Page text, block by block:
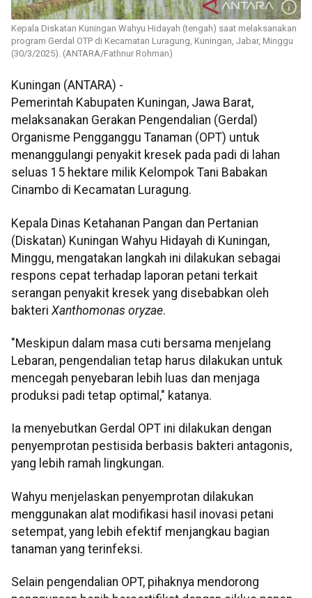
Kepala Diskatan Kuningan Wahyu Hidayah (tengah) saat melaksanakan
program Gerdal OTP di Kecamatan Luragung, Kuningan, Jabar, Minggu
(30/3/2025). (ANTARA/Fathnur Rohman)
Kuningan (ANTARA) -
Pemerintah Kabupaten Kuningan, Jawa Barat,
melaksanakan Gerakan Pengendalian (Gerdal)
Organisme Pengganggu Tanaman (OPT) untuk
menanggulangi penyakit kresek pada padi di lahan
seluas 15 hektare milik Kelompok Tani Babakan
Cinambo di Kecamatan Luragung.
Kepala Dinas Ketahanan Pangan dan Pertanian
(Diskatan) Kuningan Wahyu Hidayah di Kuningan,
Minggu, mengatakan langkah ini dilakukan sebagai
respons cepat terhadap laporan petani terkait
serangan penyakit kresek yang disebabkan oleh
bakteri Xanthomonas oryzae.
"Meskipun dalam masa cuti bersama menjelang
Lebaran, pengendalian tetap harus dilakukan untuk
mencegah penyebaran lebih luas dan menjaga
produksi padi tetap optimal," katanya.
Ia menyebutkan Gerdal OPT ini dilakukan dengan
penyemprotan pestisida berbasis bakteri antagonis,
yang lebih ramah lingkungan.
Wahyu menjelaskan penyemprotan dilakukan
menggunakan alat modifikasi hasil inovasi petani
setempat, yang lebih efektif menjangkau bagian
tanaman yang terinfeksi.
Selain pengendalian OPT, pihaknya mendorong